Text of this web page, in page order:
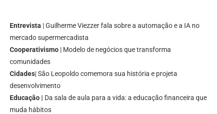
Entrevista | Guilherme Viezzer fala sobre a automação e a IA no
mercado supermercadista
Cooperativismo | Modelo de negócios que transforma
comunidades
Cidades| São Leopoldo comemora sua história e projeta
desenvolvimento
Educação | Da sala de aula para a vida: a educação financeira que
muda hábitos